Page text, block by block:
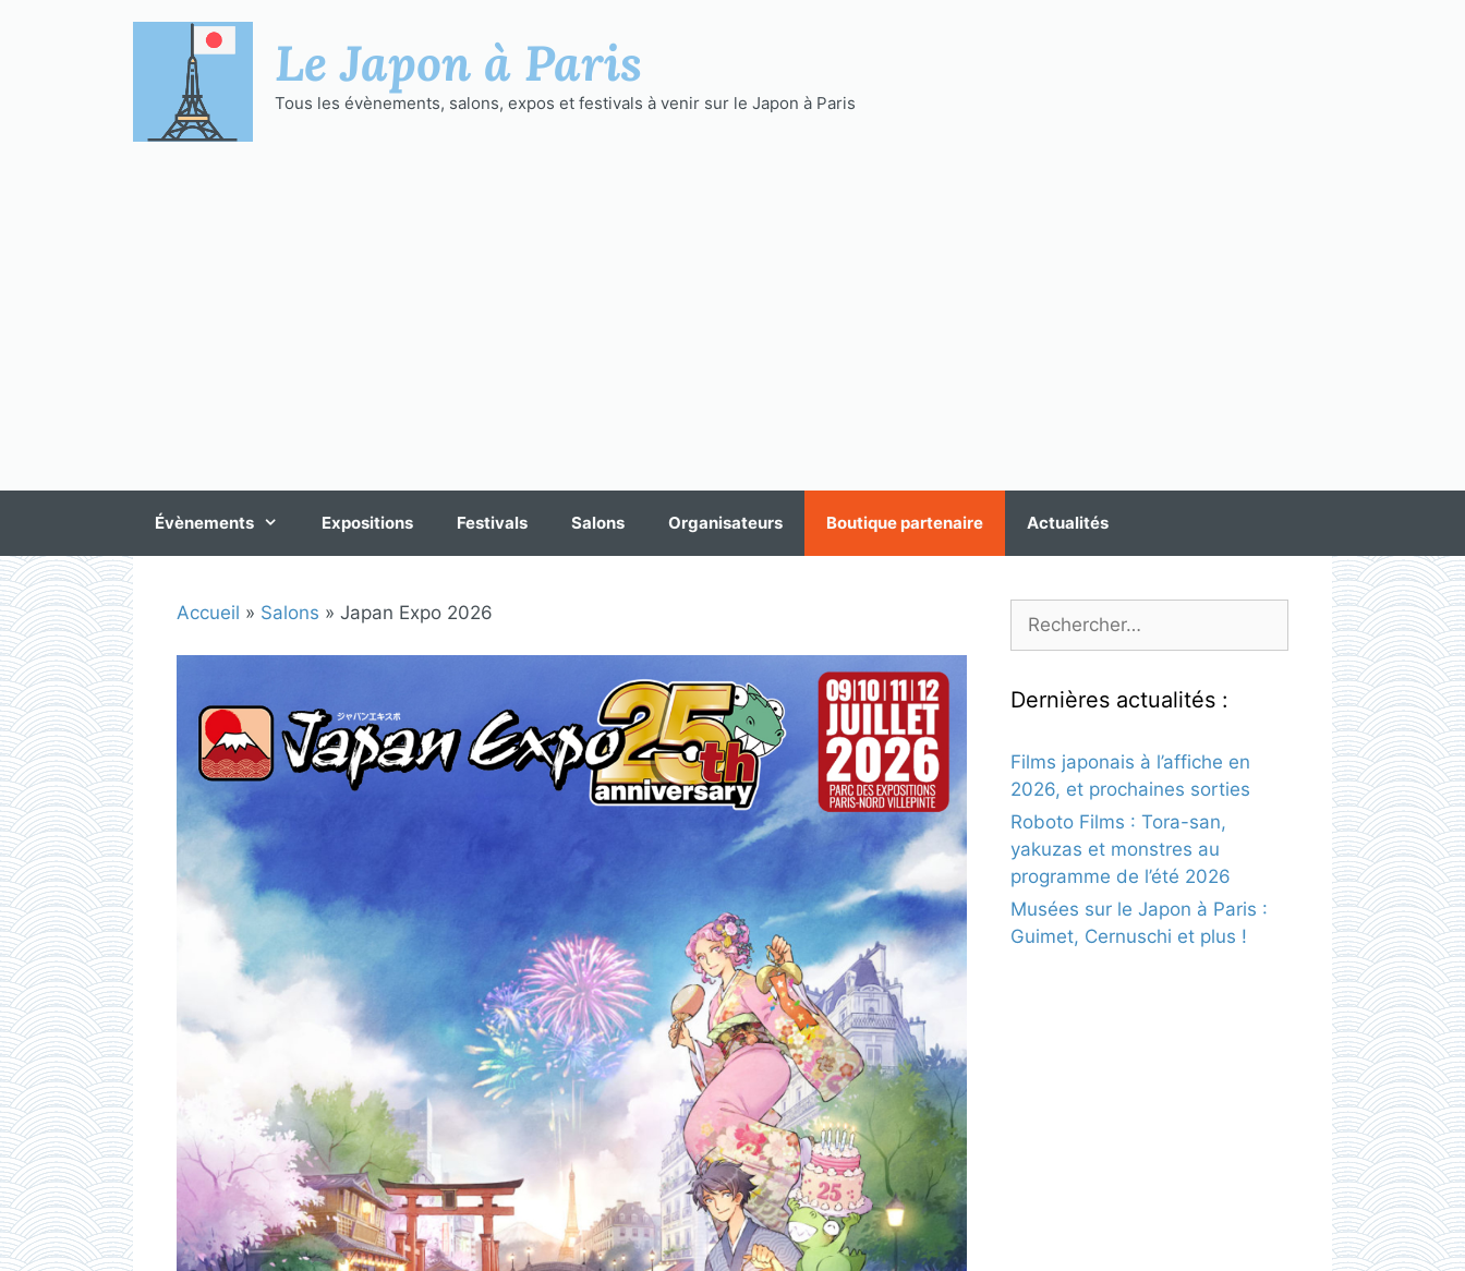
Le Japon à Paris
Tous les évènements, salons, expos et festivals à venir sur le Japon à Paris
Évènements Expositions Festivals Salons Organisateurs Boutique partenaire Actualités
Accueil » Salons » Japan Expo 2026 Rechercher :
Dernières actualités :
Films japonais à l’affiche en
2026, et prochaines sorties
Roboto Films : Tora-san,
yakuzas et monstres au
programme de l’été 2026
Musées sur le Japon à Paris :
Guimet, Cernuschi et plus !